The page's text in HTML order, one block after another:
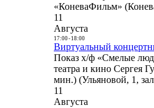
«КоневаФильм»
11
Августа
17:00- 18:00
Виртуальный
Показ х/ф «Смелые
театра и кино Сергея
мин.) (Ульяновой, 1,
11
Августа